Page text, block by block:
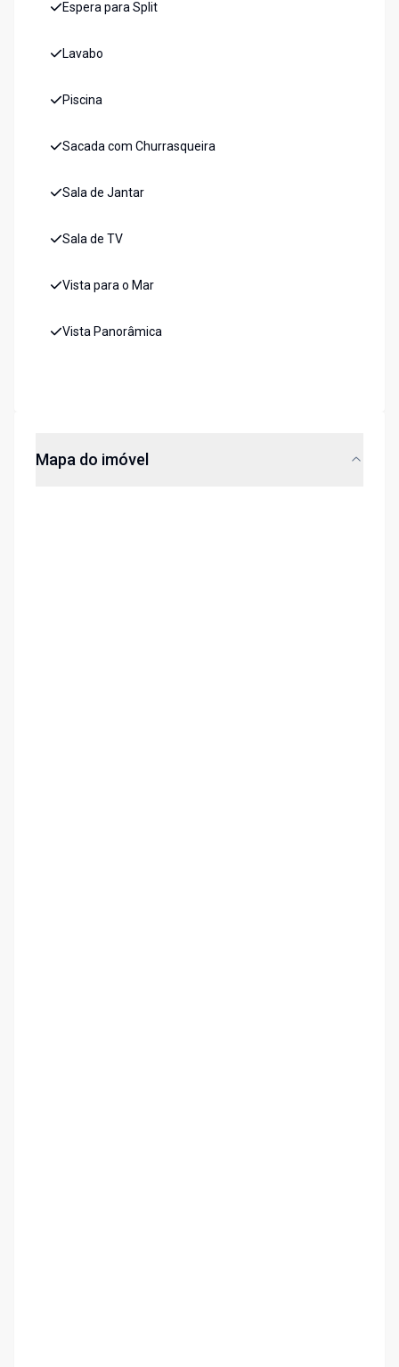
Espera para Split
Lavabo
Piscina
Sacada com Churrasqueira
Sala de Jantar
Sala de TV
Vista para o Mar
Vista Panorâmica
Mapa do imóvel